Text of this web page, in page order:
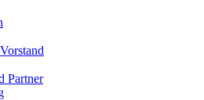
Partner